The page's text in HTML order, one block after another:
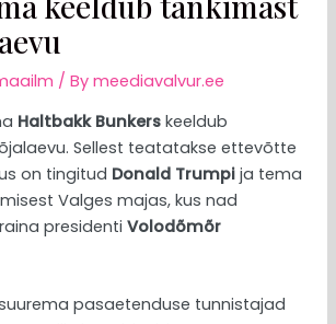
/ Bymeediavalvur.ee
Haltbakk Bunkers keeldub
Sellest teatatakse ettevõtte
on tingitud Donald Trumpi ja tema
Valges majas, kus nad
presidentiVolodõmõr
pasaetenduse tunnistajad